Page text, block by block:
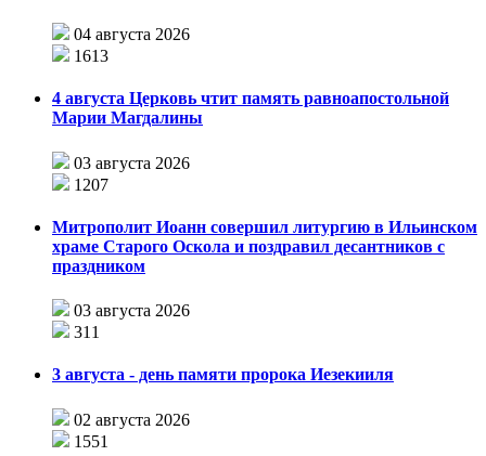
04 августа 2026
1613
4 августа Церковь чтит память равноапостольной
Марии Магдалины
03 августа 2026
1207
Митрополит Иоанн совершил литургию в Ильинском
храме Старого Оскола и поздравил десантников с
праздником
03 августа 2026
311
3 августа - день памяти пророка Иезекииля
02 августа 2026
1551